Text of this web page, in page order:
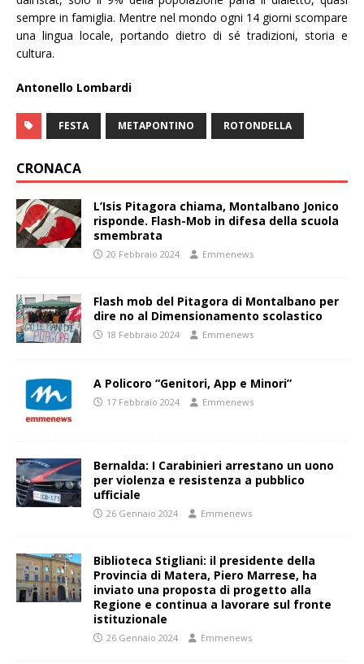
sempre in famiglia. Mentre nel mondo ogni 14 giorni scompare
una lingua locale, portando dietro di sé tradizioni, storia e
cultura.
Antonello Lombardi
FESTA METAPONTINO ROTONDELLA
CRONACA
L’Isis Pitagora chiama, Montalbano Jonico
risponde. Flash-Mob in difesa della scuola
smembrata
20 Febbraio 2024 Emmenews
Flash mob del Pitagora di Montalbano per
dire no al Dimensionamento scolastico
18 Febbraio 2024 Emmenews
A Policoro “Genitori, App e Minori”
17 Febbraio 2024 Emmenews
Bernalda: I Carabinieri arrestano un uono
per violenza e resistenza a pubblico
ufficiale
26 Gennaio 2024 Emmenews
Biblioteca Stigliani: il presidente della
Provincia di Matera, Piero Marrese, ha
inviato una proposta di progetto alla
Regione e continua a lavorare sul fronte
istituzionale
26 Gennaio 2024 Emmenews